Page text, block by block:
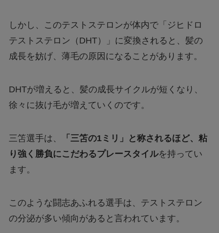
しかし、このテストステロンが体内で「ジヒドロ
テストステロン（DHT）」に変換されると、髪の
成長を妨げ、薄毛の原因になることがあります。
DHTが増えると、髪の成長サイクルが短くなり、
徐々に抜け毛が増えていくのです。
三笘選手は、
「三笘の1ミリ」と称されるほど、粘
り強く勝負にこだわるプレースタイルを持ってい
ます。
このような闘志あふれる選手は、テストステロン
の分泌が多い傾向があると言われています。